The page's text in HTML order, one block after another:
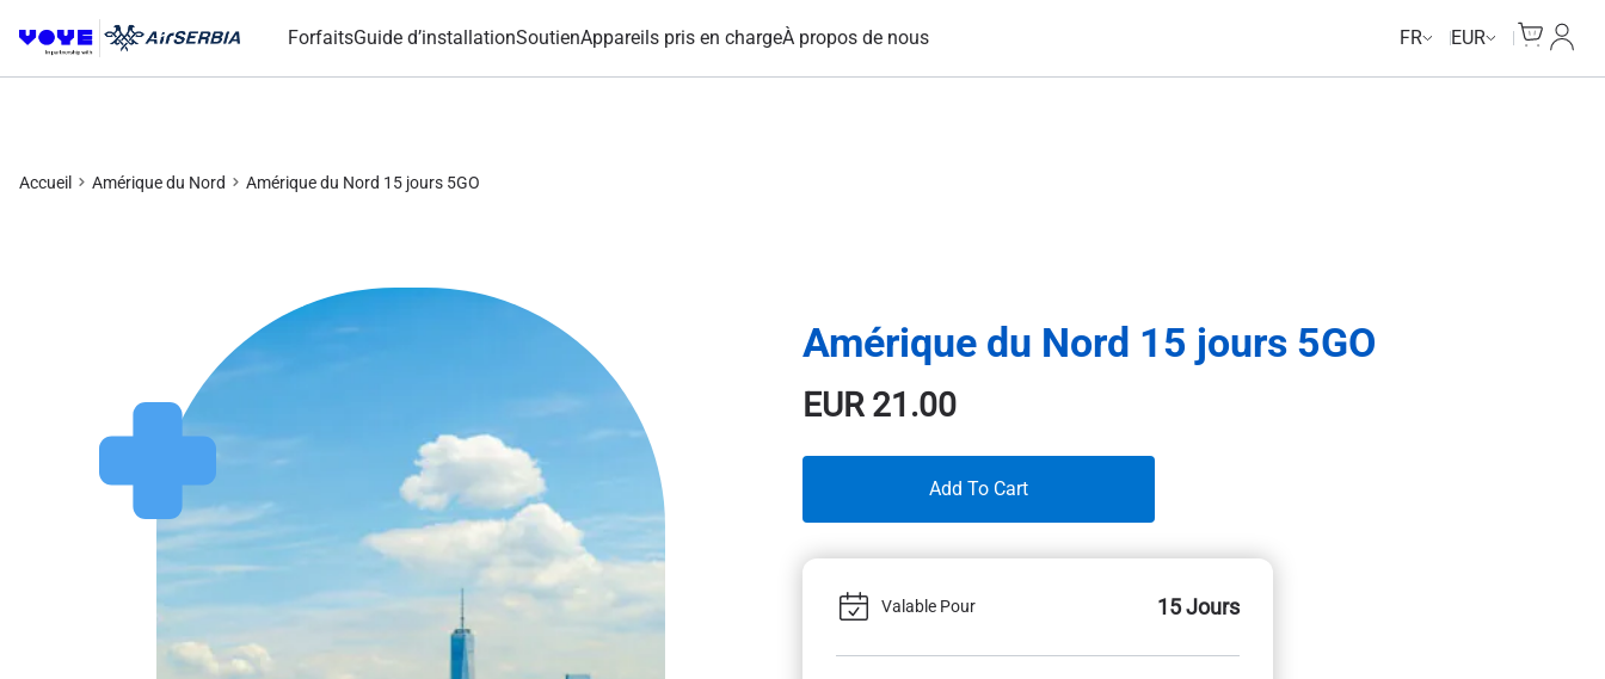
ForfaitsGuide d’installationSoutienAppareils pris en chargeÀ propos de nous FR EUR
Mon
Accueil Amérique du Nord Amérique du Nord 15 jours 5GO
Amérique du Nord 15 jours 5GO
EUR21.00
Add To Cart
Valable Pour 15 Jours